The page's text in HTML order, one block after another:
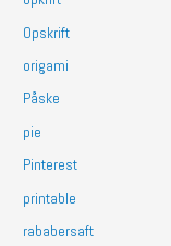
Opskrift
origami
Påske
pie
Pinterest
printable
rababersaft